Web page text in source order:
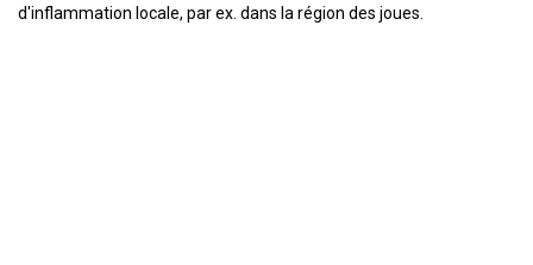
d'inflammation locale, par ex. dans la région des joues.